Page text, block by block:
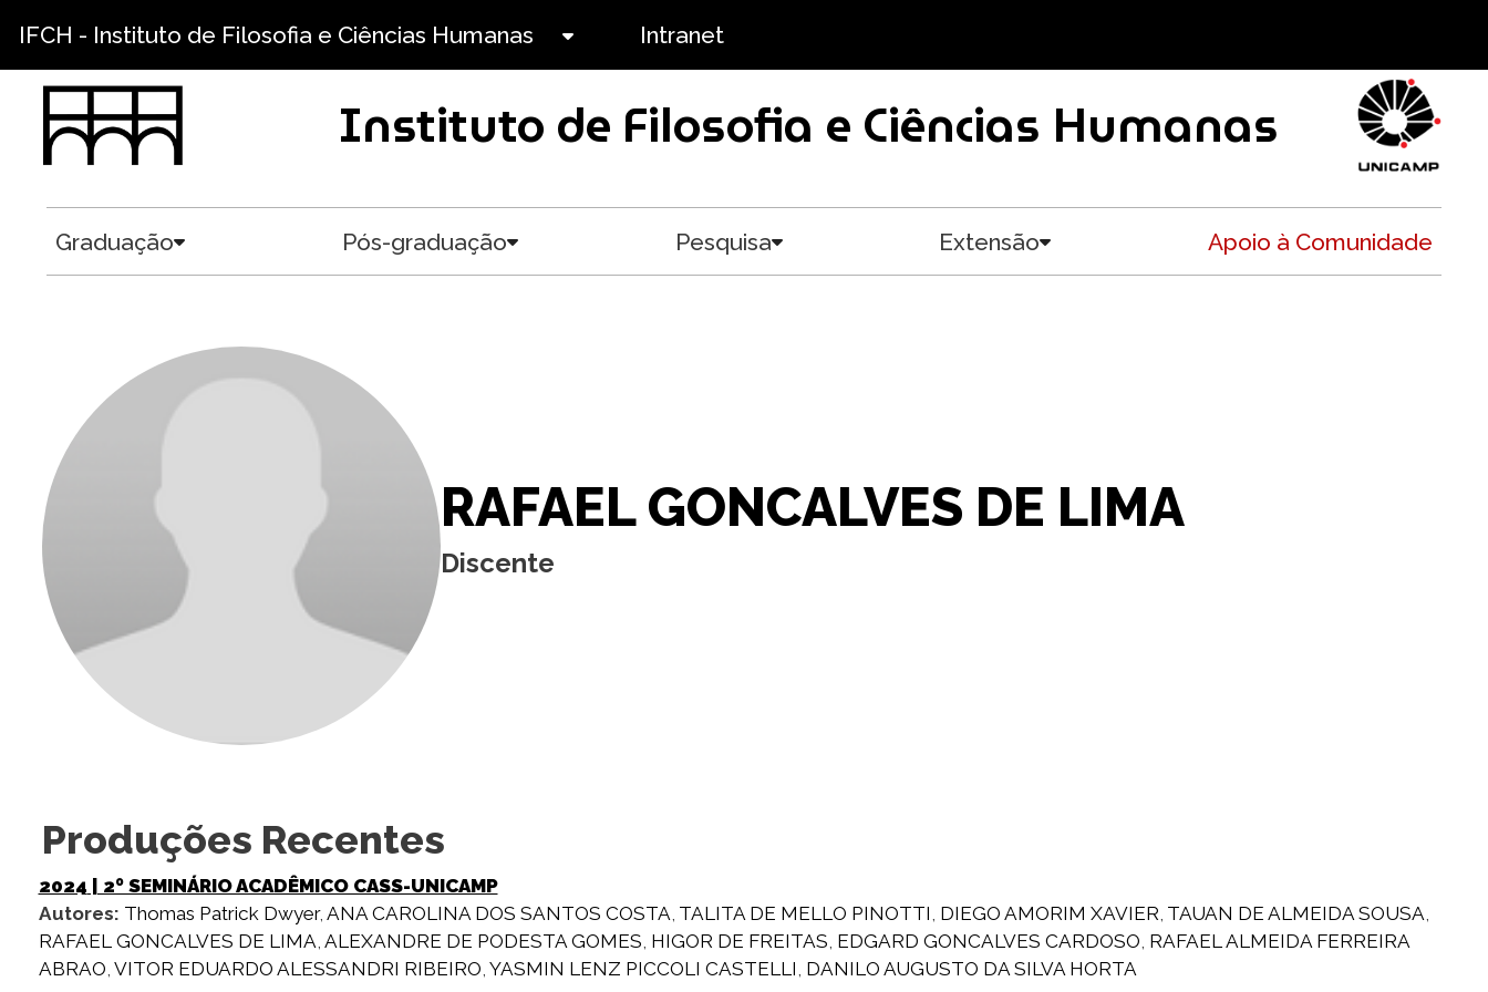
IFCH - Instituto de Filosofia e Ciências Humanas Intranet
Instituto de Filosofia e Ciências Humanas
Graduação Pós-graduação Pesquisa Extensão Apoio à Comunidade
RAFAEL GONCALVES DE LIMA
Discente
Produções Recentes
2024 | 2º SEMINÁRIO ACADÊMICO CASS-UNICAMP
Autores: Thomas Patrick Dwyer, ANA CAROLINA DOS SANTOS COSTA, TALITA DE MELLO PINOTTI, DIEGO AMORIM XAVIER, TAUAN DE ALMEIDA SOUSA,
RAFAEL GONCALVES DE LIMA, ALEXANDRE DE PODESTA GOMES, HIGOR DE FREITAS, EDGARD GONCALVES CARDOSO, RAFAEL ALMEIDA FERREIRA
ABRAO, VITOR EDUARDO ALESSANDRI RIBEIRO, YASMIN LENZ PICCOLI CASTELLI, DANILO AUGUSTO DA SILVA HORTA